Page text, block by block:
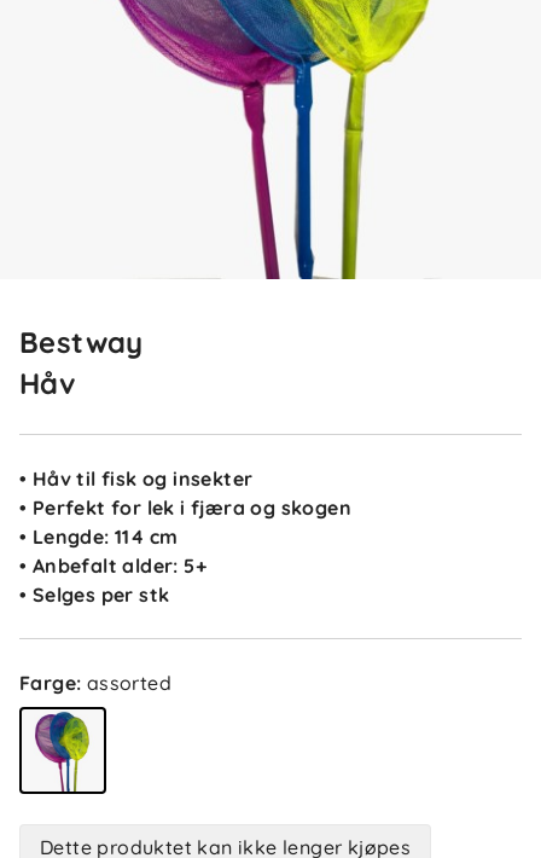
Bestway
Håv
• Håv til fisk og insekter
• Perfekt for lek i fjæra og skogen
• Lengde: 114 cm
• Anbefalt alder: 5+
• Selges per stk
Farge: assorted
Dette produktet kan ikke lenger kjøpes